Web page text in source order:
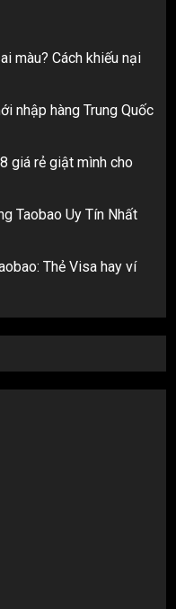
màu? Cách khiếu nại
nhập hàng Trung Quốc
giá rẻ giật mình cho
Taobao Uy Tín Nhất
Thẻ Visa hay ví